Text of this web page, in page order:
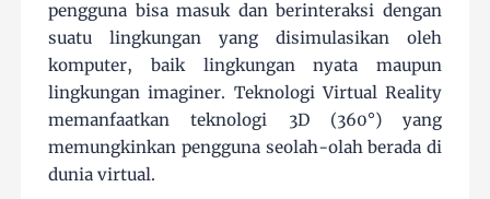
pengguna bisa masuk dan berinteraksi dengan
suatu lingkungan yang disimulasikan oleh
komputer, baik lingkungan nyata maupun
lingkungan imaginer. Teknologi Virtual Reality
memanfaatkan teknologi 3D (360°) yang
memungkinkan pengguna seolah-olah berada di
dunia virtual.